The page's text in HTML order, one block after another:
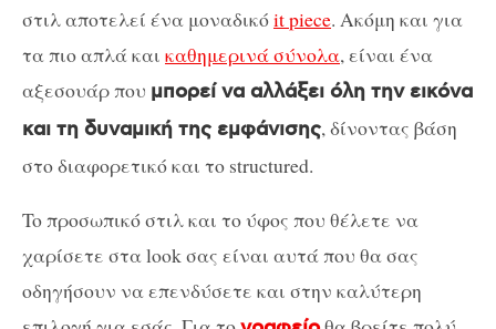
στιλ αποτελεί ένα μοναδικόit piece. Ακόμη και για
τα πιο απλά και καθημερινά σύνολα, είναι ένα
αξεσουάρ που μπορεί να αλλάξει όλη την εικόνα
και τη δυναμική της εμφάνισης, δίνοντας βάση
στο διαφορετικό και το structured.
To προσωπικό στιλ και το ύφος που θέλετε να
χαρίσετε στα look σας είναι αυτά που θα σας
οδηγήσουν να επενδύσετε και στην καλύτερη